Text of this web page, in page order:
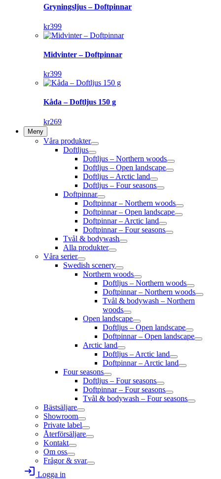
Gryningsljus – Doftpinnar
kr399
Midvinter – Doftpinnar
kr399
Kåda – Doftljus 150 g
kr269
Meny
Våra produkter
Doftljus
Doftljus – Northern woods
Doftljus – Open landscape
Doftljus – Arctic land
Doftljus – Four seasons
Doftpinnar
Doftpinnar – Northern woods
Doftpinnar – Open landscape
Doftpinnar – Arctic land
Doftpinnar – Four seasons
Tvål & bodywash
Alla produkter
Våra serier
Swedish scenery
Northern woods
Doftljus – Northern woods
Doftpinnar – Northern woods
Tvål & bodywash – Northern
woods
Open landscape
Doftljus – Open landscape
Doftpinnar – Open landscape
Arctic land
Doftljus – Arctic land
Doftpinnar – Arctic land
Four seasons
Doftljus – Four seasons
Doftpinnar – Four seasons
Tvål & bodywash – Four seasons
Bästsäljare
Showroom
Private label
Återförsäljare
Kontakt
Om oss
Frågor & svar
login Logga in